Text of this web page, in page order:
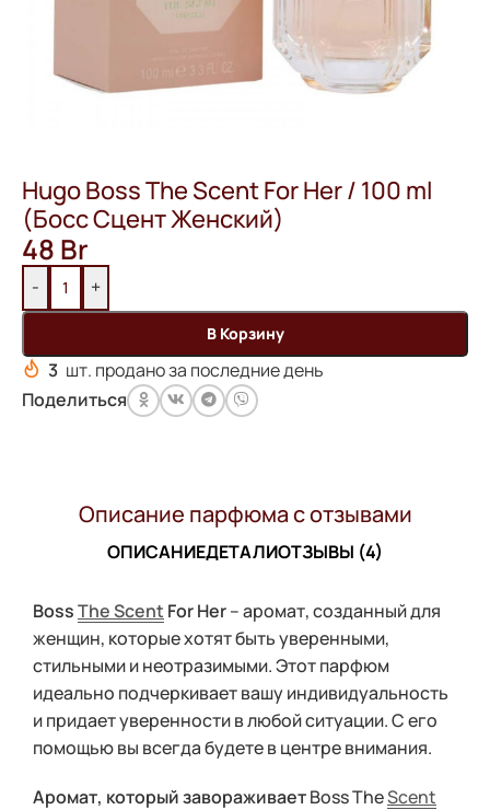
Hugo Boss The Scent For Her / 100 ml
(Босс Сцент Женский)
48 Br
- +
В Корзину
3 шт. продано за последние день
Поделиться
Описание парфюма с отзывами
ОПИСАНИЕДЕТАЛИОТЗЫВЫ (4)
BossThe Scent For Her– аромат, созданный для
женщин, которые хотят быть уверенными,
стильными и неотразимыми. Этот парфюм
идеально подчеркивает вашу индивидуальность
и придает уверенности в любой ситуации. С его
помощью вы всегда будете в центре внимания.
Аромат, который завораживаетBoss TheScent